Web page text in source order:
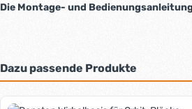
Die Montage- und
Dazu passende Produkte
Produktgalerie überspringen